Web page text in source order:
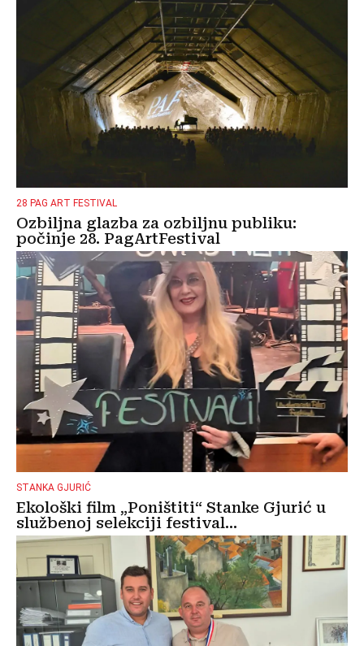
28 PAG ART FESTIVAL
Ozbiljna glazba za ozbiljnu publiku:
počinje 28. PagArtFestival
STANKA GJURIĆ
Ekološki film „Poništiti“ Stanke Gjurić u
službenoj selekciji festival...